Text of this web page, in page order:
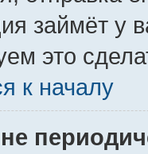
займёт у
это
к началу